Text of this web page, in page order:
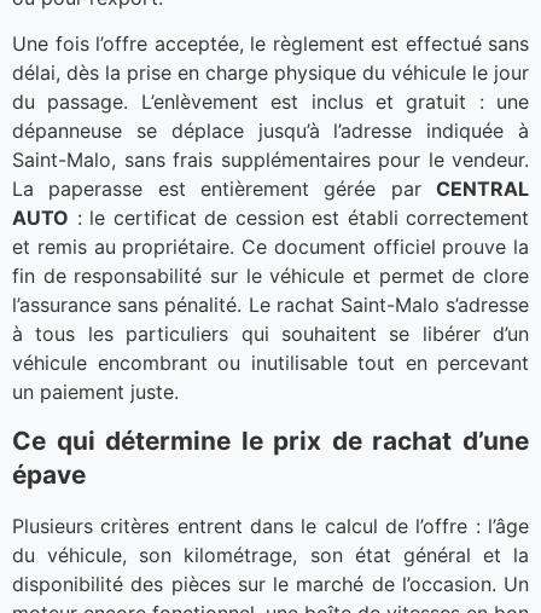
Une fois l’offre acceptée, le règlement est effectué sans
délai, dès la prise en charge physique du véhicule le jour
du passage. L’enlèvement est inclus et gratuit : une
dépanneuse se déplace jusqu’à l’adresse indiquée à
Saint-Malo, sans frais supplémentaires pour le vendeur.
La paperasse est entièrement gérée par CENTRAL
AUTO : le certificat de cession est établi correctement
et remis au propriétaire. Ce document officiel prouve la
fin de responsabilité sur le véhicule et permet de clore
l’assurance sans pénalité. Le rachat Saint-Malo s’adresse
à tous les particuliers qui souhaitent se libérer d’un
véhicule encombrant ou inutilisable tout en percevant
un paiement juste.
Ce qui détermine le prix de rachat d’une
épave
Plusieurs critères entrent dans le calcul de l’offre : l’âge
du véhicule, son kilométrage, son état général et la
disponibilité des pièces sur le marché de l’occasion. Un